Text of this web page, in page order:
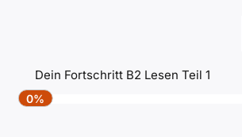
Dein Fortschritt B2 Lesen Teil 1
0%